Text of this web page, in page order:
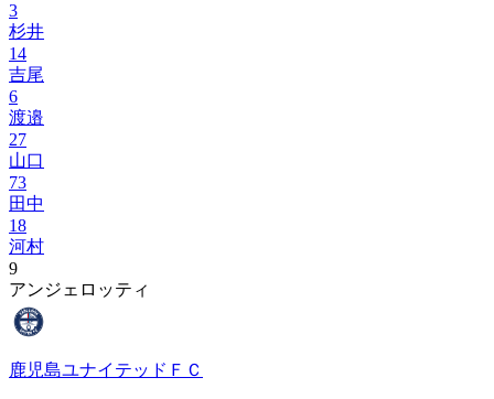
3
杉井
14
吉尾
6
渡邉
27
山口
73
田中
18
河村
9
アンジェロッティ
鹿児島ユナイテッドＦＣ